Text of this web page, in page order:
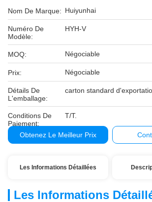
Nom De Marque: Huiyunhai
Numéro De
Modèle:
HYH-V
MOQ: Négociable
Prix: Négociable
Détails De
L'emballage:
carton standard
Conditions De
Paiement:
T/T.
Obtenez Le Meilleur Prix
Les Informations Détaillées
Les Informations